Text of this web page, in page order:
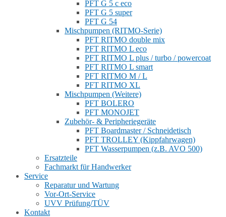
PFT G 5 c eco
PFT G 5 super
PFT G 54
Mischpumpen (RITMO-Serie)
PFT RITMO double mix
PFT RITMO L eco
PFT RITMO L plus / turbo / powercoat
PFT RITMO L smart
PFT RITMO M / L
PFT RITMO XL
Mischpumpen (Weitere)
PFT BOLERO
PFT MONOJET
Zubehör- & Peripheriegeräte
PFT Boardmaster / Schneidetisch
PFT TROLLEY (Kippfahrwagen)
PFT Wasserpumpen (z.B. AVO 500)
Ersatzteile
Fachmarkt für Handwerker
Service
Reparatur und Wartung
Vor-Ort-Service
UVV Prüfung/TÜV
Kontakt